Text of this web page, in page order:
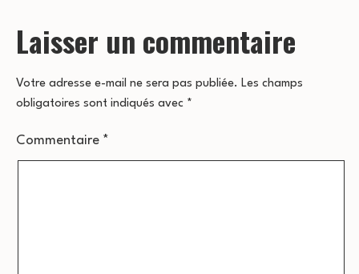
Laisser un commentaire
Votre adresse e-mail ne sera pas publiée. Les champs
obligatoires sont indiqués avec *
Commentaire *